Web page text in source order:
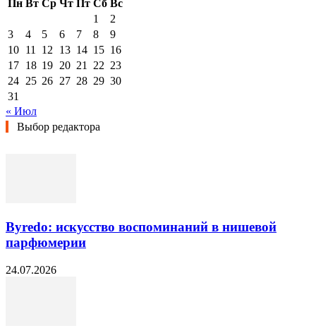
Пн Вт Ср Чт Пт Сб Вс
1
2
3
4 5 6 7 8
9
10 11 12 13 14 15 16
17 18 19 20 21 22 23
24 25 26 27 28 29 30
31
« Июл
Выбор редактора
Byredo: искусство воспоминаний в нишевой
парфюмерии
24.07.2026